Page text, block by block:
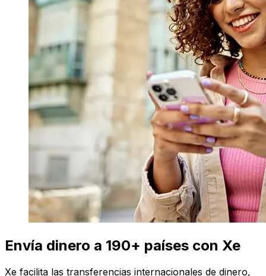
Envía dinero a 190+ países con Xe
Xe facilita las transferencias internacionales de dinero,